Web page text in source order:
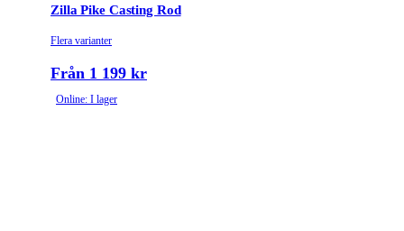
Zilla Pike Casting Rod
Flera varianter
Från 1 199 kr
Online: I lager